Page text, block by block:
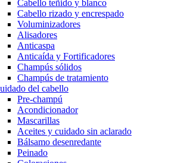
Cabello teñido y blanco
Cabello rizado y encrespado
Voluminizadores
Alisadores
Anticaspa
Anticaída y Fortificadores
Champús sólidos
Champús de tratamiento
del cabello
Pre-champú
Acondicionador
Mascarillas
Aceites y cuidado sin aclarado
Bálsamo desenredante
Peinado